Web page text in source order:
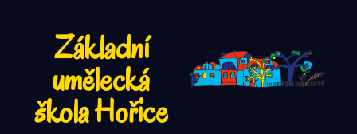
Základní
umělecká
škola Hořice